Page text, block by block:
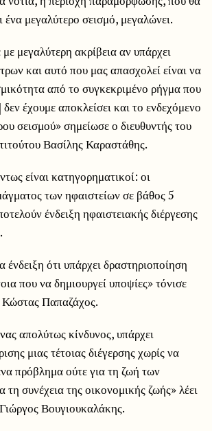
μεγαλύτερο σεισμό, μεγαλώνει.
μεγαλύτερη ακρίβεια αν υπάρχει
και αυτό που μας απασχολεί είναι να
από το συγκεκριμένο ρήγμα που
έχουμε αποκλείσει και το ενδεχόμενο
σεισμού» σημείωσε ο διευθυντής του
Βασίλης Καραστάθης.
είναι κατηγορηματικοί: οι
των ηφαιστείων σε βάθος 5
ένδειξη ηφαιστειακής διέργεσης
ένδειξη ότι υπάρχει δραστηριοποίηση
που να δημιουργεί υποψίες» τόνισε
Παπαζάχος.
απολύτως κίνδυνος, υπάρχει
μιας τέτοιας διέγερσης χωρίς να
πρόβλημα ούτε για τη ζωή των
συνέχεια της οικονομικής ζωής» λέει
Βουγιουκαλάκης.